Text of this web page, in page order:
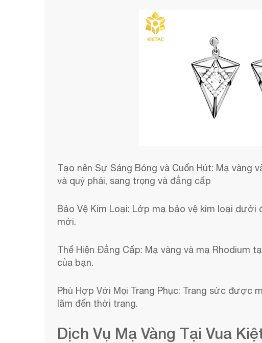
Tạo nên Sự Sáng Bóng và Cuốn Hút: Mạ
và quý phái, sang trọng và đẳng cấp
Bảo Vệ Kim Loại: Lớp mạ bảo vệ kim loại
mới.
Thể Hiện Đẳng Cấp: Mạ vàng và mạ Rhodium
của bạn.
Phù Hợp Với Mọi Trang Phục: Trang sức được
lãm đến thời trang.
Dịch Vụ Mạ Vàng Tại Vua